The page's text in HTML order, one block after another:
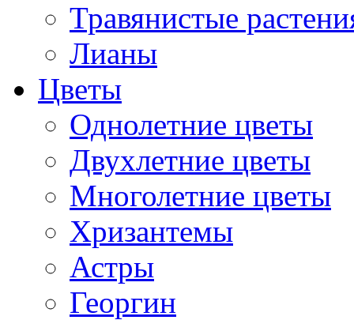
Травянистые
Лианы
Цветы
Однолетние цветы
Двухлетние цветы
Многолетние цветы
Хризантемы
Астры
Георгин